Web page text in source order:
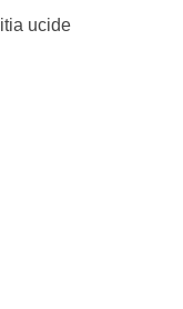
ucide